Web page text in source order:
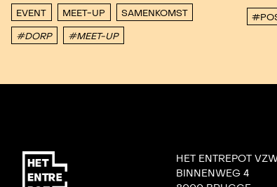
EVENT MEET-UP SAMENKOMST
#DORP #MEET-UP
HET ENTREPOT
BINNENWEG 4